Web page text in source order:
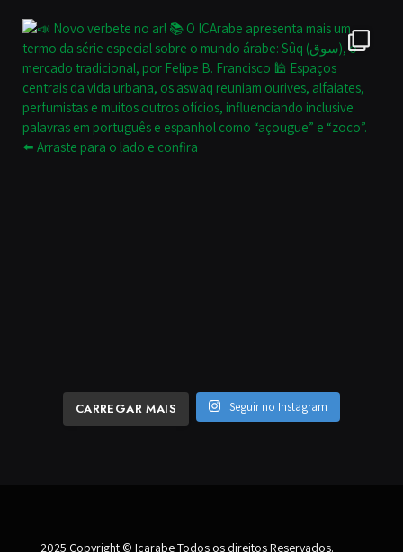
CARREGAR MAIS Seguir no Instagram
2025 Copyright © Icarabe Todos os direitos Reservados.